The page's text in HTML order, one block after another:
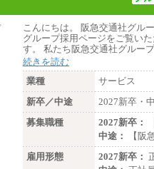
こんにちは。 阪急交通社グル
グループ採用ページをご覧い
す。 私たち阪急交通社グルー
続きを読む
業種
サービス
新卒／中途
2027新卒・
募集職種
2027新卒：
中途：
【阪
雇用形態
2027新卒：